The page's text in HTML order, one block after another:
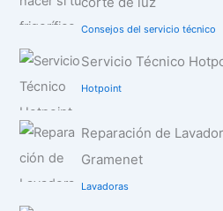
Consejos del servicio técnico
Servicio Técnico
Hotpoint
Reparación de
Gramenet
Lavadoras